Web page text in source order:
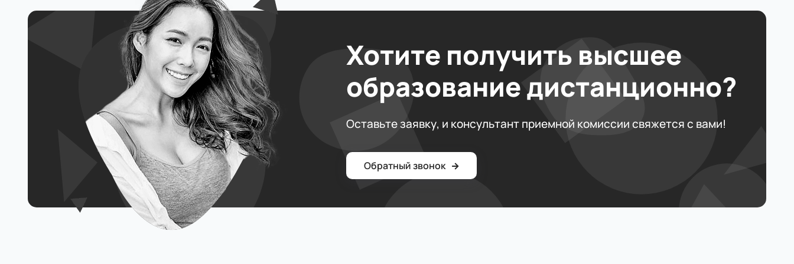
Хотите получить высшее
образование дистанционно?
Оставьте заявку, и консультант приемной комиссии свяжется с вами!
Обратный звонок